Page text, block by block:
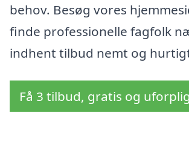
behov. Besøg vores
finde professionelle fagfolk
indhent tilbud nemt og
Få 3 tilbud, gratis og